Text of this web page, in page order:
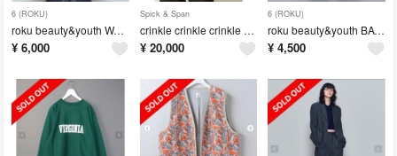
6 (ROKU)
roku beauty&youth WASHED VOLUME SHIRTS
¥ 6,000
Spick & Span
crinkle crinkle crinkle フリルキャミソール
¥ 20,000
6 (ROKU)
roku beauty&youth BATTIK MOTIF PANTS 36
¥ 4,500